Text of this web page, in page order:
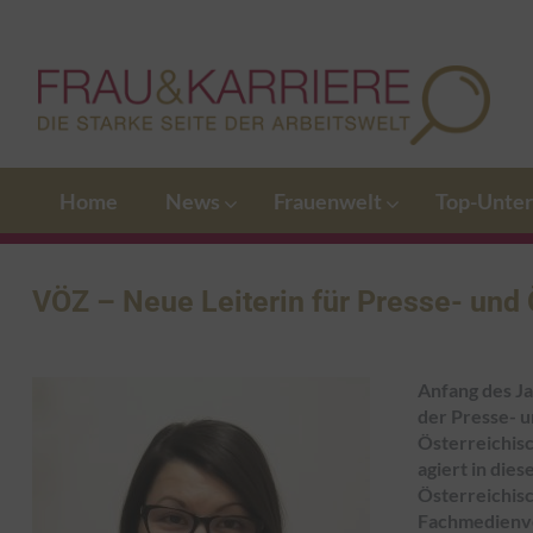
Home News Frauenwelt Top-
VÖZ – Neue Leiterin für Presse-
Anfang des
der Presse-
agiert in